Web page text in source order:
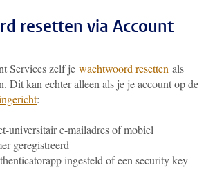
resetten via Account
Services zelf je wachtwoord resetten als
Dit kan echter alleen als je je account op de
:
universitair e-mailadres of mobiel
geregistreerd
ingesteld of een security key